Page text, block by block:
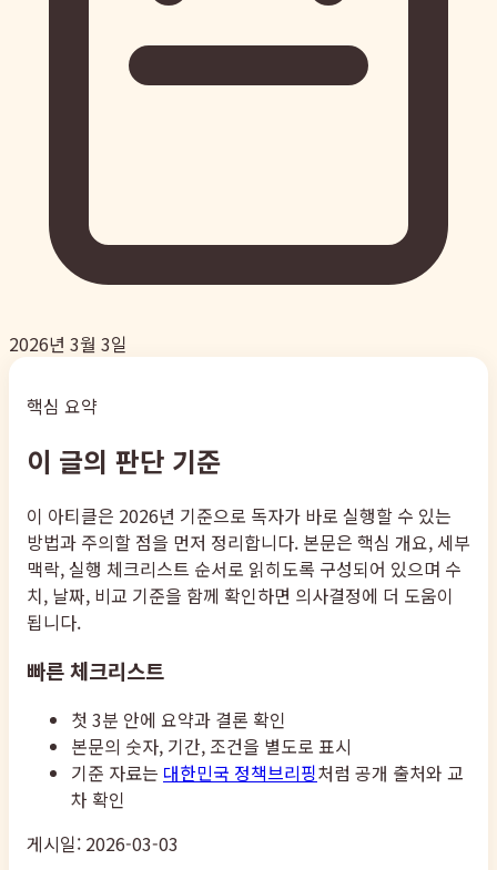
2026년 3월 3일
핵심 요약
이 글의 판단 기준
이 아티클은 2026년 기준으로 독자가 바로 실행할 수 있는
방법과 주의할 점을 먼저 정리합니다. 본문은 핵심 개요, 세부
맥락, 실행 체크리스트 순서로 읽히도록 구성되어 있으며 수
치, 날짜, 비교 기준을 함께 확인하면 의사결정에 더 도움이
됩니다.
빠른 체크리스트
첫 3분 안에 요약과 결론 확인
본문의 숫자, 기간, 조건을 별도로 표시
기준 자료는 대한민국 정책브리핑처럼 공개 출처와 교
차 확인
게시일: 2026-03-03